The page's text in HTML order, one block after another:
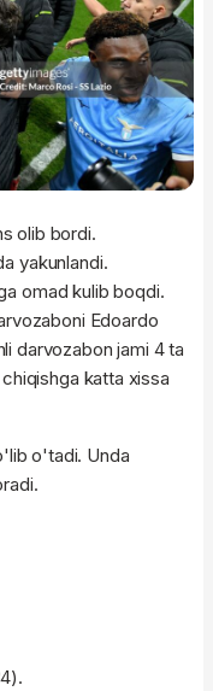
olib bordi.
yakunlandi.
omad kulib boqdi.
Edoardo
darvozabon jami 4 ta
katta xissa
o'tadi. Unda